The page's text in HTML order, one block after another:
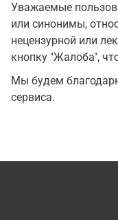
Уважаемые
или синонимы,
нецензурной или
кнопку "Жалоба",
Мы будем
сервиса.